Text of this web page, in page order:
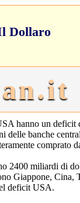
Dollaro
delle banche
comprato
2400 miliardi di
Giappone, Cina,
deficit USA.